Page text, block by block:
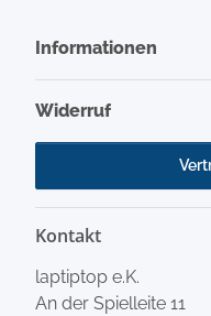
Informationen
Widerruf
Kontakt
laptiptop e.K.
An der Spielleite 11